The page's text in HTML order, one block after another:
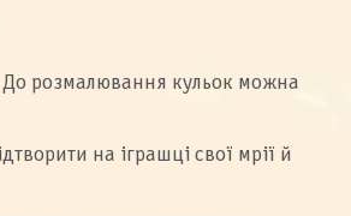
До розмалювання кульок можна
на іграшці свої мрії й